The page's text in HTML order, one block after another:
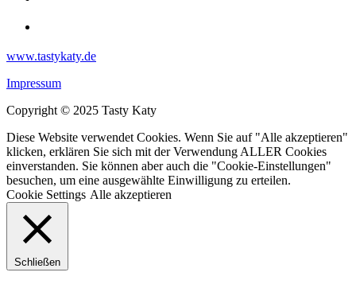
www.tastykaty.de
Impressum
Copyright © 2025 Tasty Katy
Diese Website verwendet Cookies. Wenn Sie auf "Alle akzeptieren"
klicken, erklären Sie sich mit der Verwendung ALLER Cookies
einverstanden. Sie können aber auch die "Cookie-Einstellungen"
besuchen, um eine ausgewählte Einwilligung zu erteilen.
Cookie Settings Alle akzeptieren
Schließen